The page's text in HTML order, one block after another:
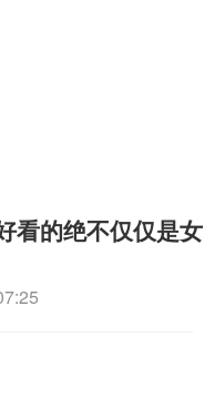
看的绝不仅仅是女